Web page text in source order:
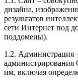
дизайна,
результатов
сети Интернет под
поддомены).
1.2. Администрация
администрирования
им, включая